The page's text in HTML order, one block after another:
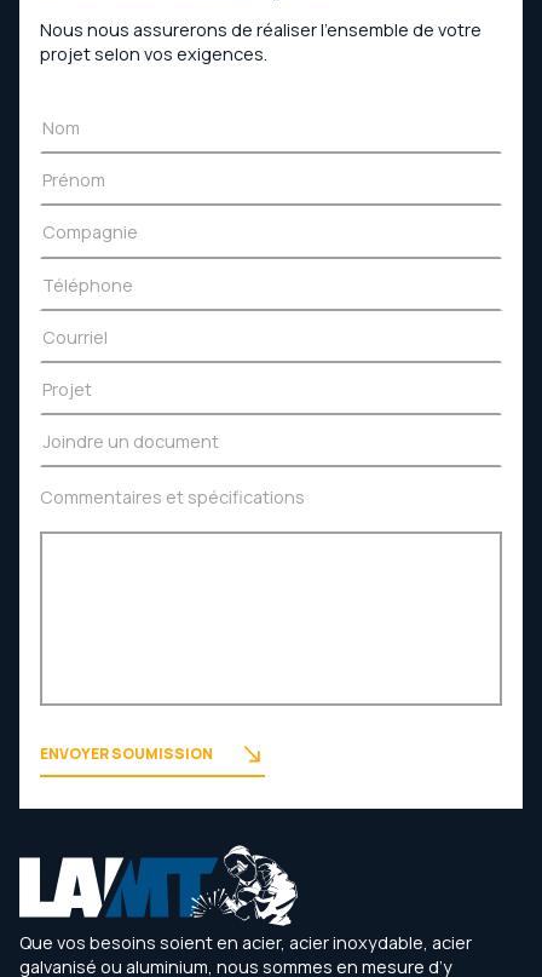
Nous nous assurerons de réaliser l’ensemble de votre
projet selon vos exigences.
Joindre un document
Commentaires et spécifications
ENVOYER SOUMISSION
+
−
Que vos besoins soient en acier, acier inoxydable, acier
galvanisé ou aluminium, nous sommes en mesure d’y